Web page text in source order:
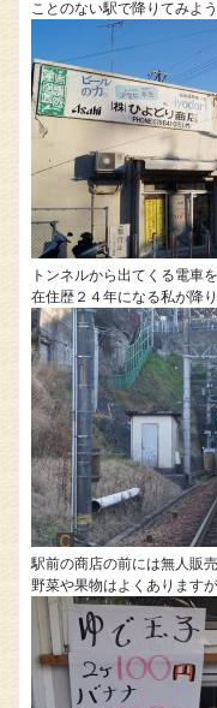
ことのない駅で降りてみよ
トンネルから出てくる電車
在住歴２４年になる私が降
駅前の商店の前には無人販売
野菜や果物はよくあります